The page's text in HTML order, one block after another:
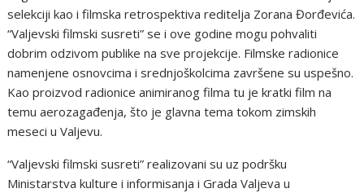
selekciji kao i filmska retrospektiva reditelja Zorana Đorđevića.
“Valjevski filmski susreti” se i ove godine mogu pohvaliti
dobrim odzivom publike na sve projekcije. Filmske radionice
namenjene osnovcima i srednjoškolcima završene su uspešno.
Kao proizvod radionice animiranog filma tu je kratki film na
temu aerozagađenja, što je glavna tema tokom zimskih
meseci u Valjevu.
“Valjevski filmski susreti” realizovani su uz podršku
Ministarstva kulture i informisanja i Grada Valjeva u